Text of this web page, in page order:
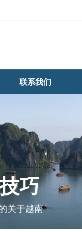
联系我们
巧
关于越南